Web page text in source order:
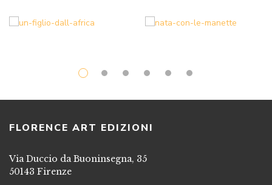
FLORENCE ART EDIZIONI
Via Duccio da Buoninsegna, 35
50143 Firenze